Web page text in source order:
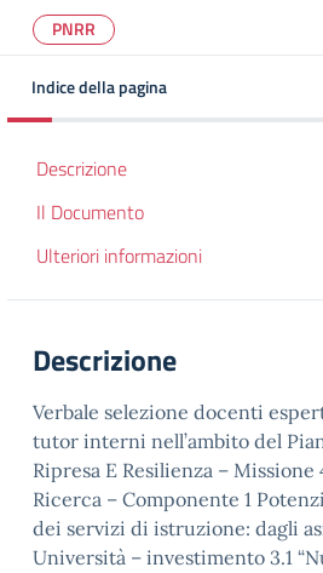
PNRR
Indice della pagina
Descrizione
Il Documento
Ulteriori informazioni
Descrizione
Verbale selezione docenti
tutor interni nell’ambito del
Ripresa E Resilienza –
Ricerca – Componente 1
dei servizi di istruzione: dagli
Università – investimento 3.1